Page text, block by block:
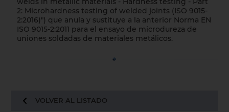
2: Microhardness testing of welded joints (ISO 9015-
2:2016)") que anula y sustituye a la anterior Norma EN
ISO 9015-2:2011 para el ensayo de microdureza de
uniones soldadas de materiales metálicos.
VOLVER AL LISTADO